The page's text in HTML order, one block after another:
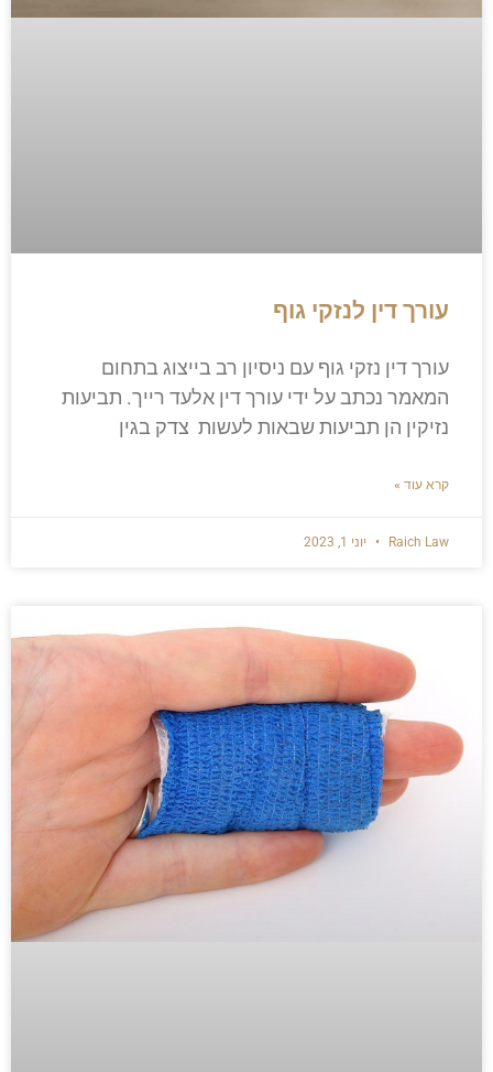
עורך דין לנזקי גוף
עורך דין נזקי גוף עם ניסיון רב בייצוג בתחום
המאמר נכתב על ידי עורך דין אלעד רייך. תביעות
נזיקין הן תביעות שבאות לעשות צדק בגין
קרא עוד »
Raich Law יוני 1, 2023